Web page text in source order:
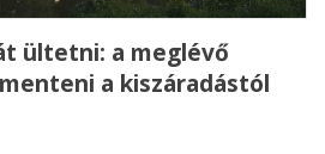
ültetni: a meglévő
a kiszáradástól